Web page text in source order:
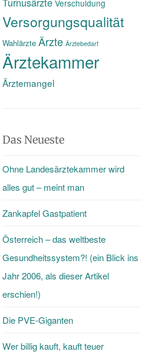
Verschuldung
Versorgungsqualität
Wahlärzte Ärzte Ärztebedarf
Ärztekammer
Ärztemangel
Das Neueste
Ohne Landesärztekammer wird
alles gut – meint man
Zankapfel Gastpatient
Österreich – das weltbeste
Gesundheitssystem?! (ein Blick ins
Jahr 2006, als dieser Artikel
erschien!)
Die PVE-Giganten
Wer billig kauft, kauft teuer